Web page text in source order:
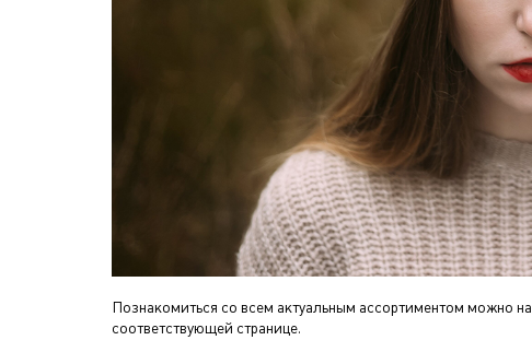
Познакомиться со всем актуальным ассортиментом можно на
соответствующей странице.